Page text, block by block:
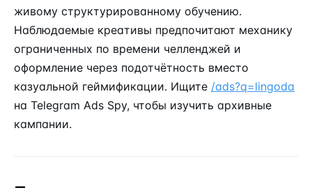
живому структурированному обучению.
Наблюдаемые креативы предпочитают механику
ограниченных по времени челленджей и
оформление через подотчётность вместо
казуальной геймификации. Ищите /ads?q=lingoda
на Telegram Ads Spy, чтобы изучить архивные
кампании.